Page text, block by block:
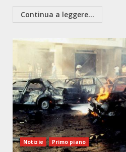
Continua a leggere...
Notizie Primo piano